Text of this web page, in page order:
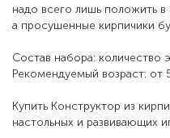
надо всего лишь положить в
а просушенные кирпичики
Состав набора: количество
Рекомендуемый возраст: от
Купить Конструктор из
настольных и развивающих